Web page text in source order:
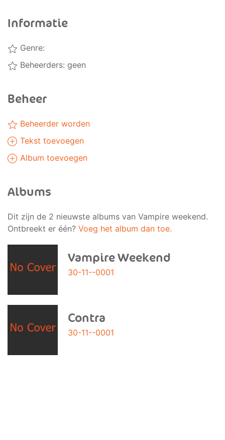
Informatie
Genre:
Beheerders: geen
Beheer
Beheerder worden
Tekst toevoegen
Album toevoegen
Albums
Dit zijn de 2 nieuwste albums van Vampire weekend.
Ontbreekt er één? Voeg het album dan toe.
Vampire Weekend
30-11--0001
Contra
30-11--0001